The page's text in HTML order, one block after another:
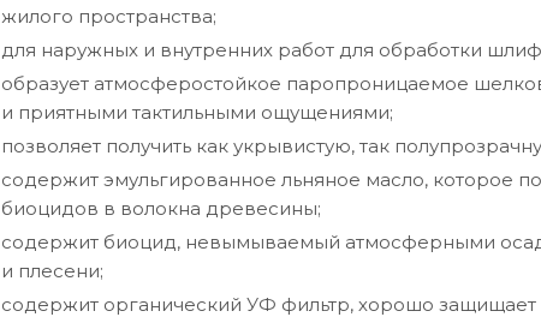
жилого пространства;
для наружных и внутренних работ для обработки
образует атмосферостойкое паропроницаемое
и приятными тактильными ощущениями;
позволяет получить как укрывистую, так
содержит эмульгированное льняное масло, которое
биоцидов в волокна древесины;
содержит биоцид, невымываемый атмосферными
и плесени;
содержит органический УФ фильтр, хорошо